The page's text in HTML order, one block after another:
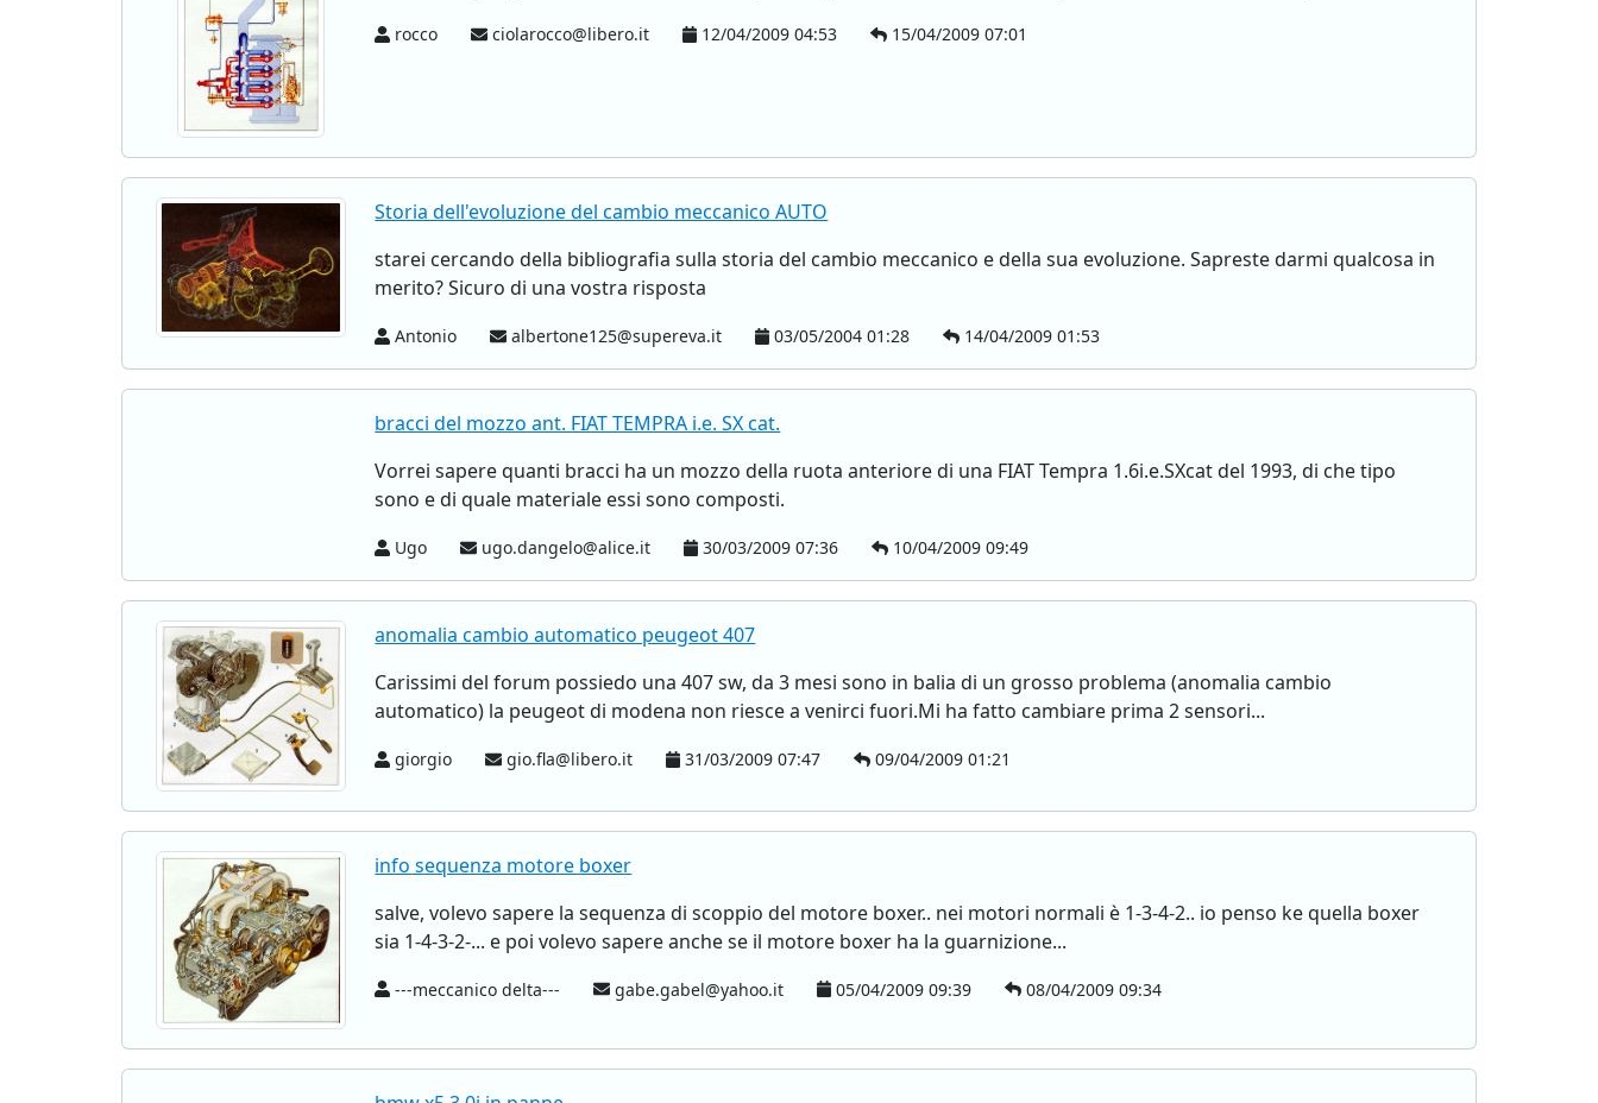
rocco ciolarocco@libero.it 12/04/2009 04:53 15/04/2009 07:01
Storia dell'evoluzione del cambio meccanico AUTO
starei cercando della bibliografia sulla storia del cambio meccanico e della sua evoluzione. Sapreste darmi qualcosa in
merito? Sicuro di una vostra risposta
Antonio albertone125@supereva.it 03/05/2004 01:28 14/04/2009 01:53
bracci del mozzo ant. FIAT TEMPRA i.e. SX cat.
Vorrei sapere quanti bracci ha un mozzo della ruota anteriore di una FIAT Tempra 1.6i.e.SXcat del 1993, di che tipo
sono e di quale materiale essi sono composti.
Ugo ugo.dangelo@alice.it 30/03/2009 07:36 10/04/2009 09:49
anomalia cambio automatico peugeot 407
Carissimi del forum possiedo una 407 sw, da 3 mesi sono in balia di un grosso problema (anomalia cambio
automatico) la peugeot di modena non riesce a venirci fuori.Mi ha fatto cambiare prima 2 sensori...
giorgio gio.fla@libero.it 31/03/2009 07:47 09/04/2009 01:21
info sequenza motore boxer
salve, volevo sapere la sequenza di scoppio del motore boxer.. nei motori normali è 1-3-4-2.. io penso ke quella boxer
sia 1-4-3-2-... e poi volevo sapere anche se il motore boxer ha la guarnizione...
---meccanico delta--- gabe.gabel@yahoo.it 05/04/2009 09:39 08/04/2009 09:34